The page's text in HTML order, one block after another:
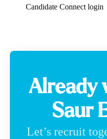
Candidate Connect login
Already
Saur
Let’s recruit